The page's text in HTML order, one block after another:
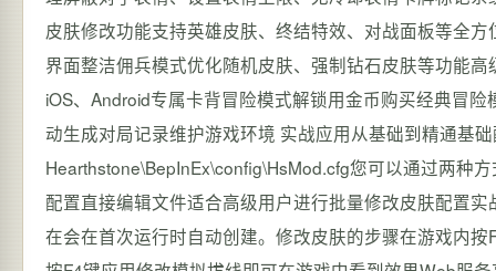
皮肤修改功能支持英雄皮肤、终结特效、对战面板等全
界面整洁佣兵模式优化随机皮肤、强制钻石皮肤等功能
iOS、Android专属卡背冒险模式解锁用金币购买经典冒
动生成对局记录维护游戏环境 实战应用从基础到精通基
Hearthstone\BepInEx\config\HsMod.cfg您可以通过两种
配置直接编辑文件适合高级用户进行批量修改皮肤配置
在会在首次运行时自动创建。修改皮肤的步骤在游戏内